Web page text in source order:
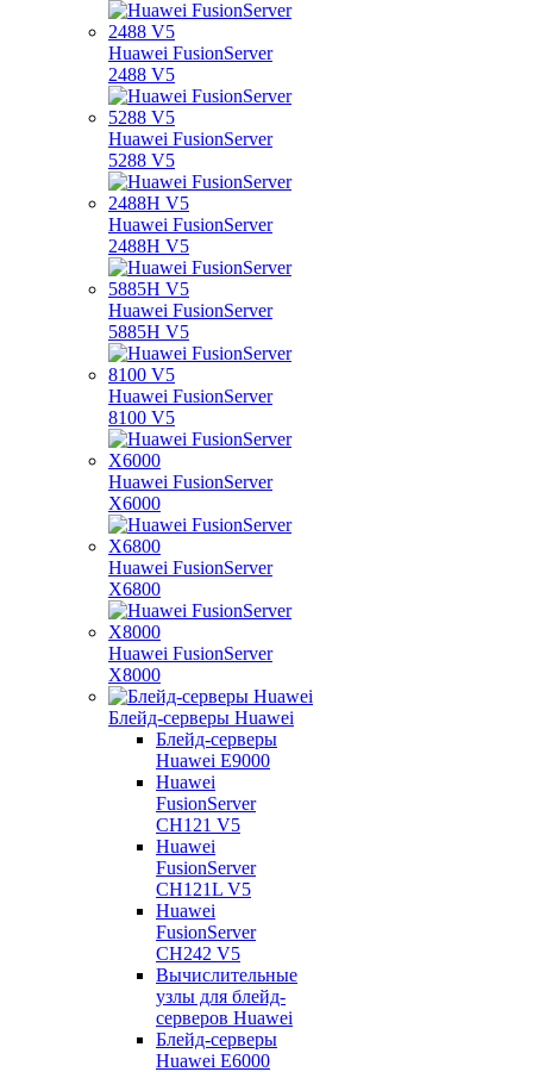
Huawei FusionServer
2488 V5
Huawei FusionServer
5288 V5
Huawei FusionServer
2488H V5
Huawei FusionServer
5885H V5
Huawei FusionServer
8100 V5
Huawei FusionServer
X6000
Huawei FusionServer
X6800
Huawei FusionServer
X8000
Блейд-серверы Huawei
Блейд-серверы
Huawei E9000
Huawei
FusionServer
CH121 V5
Huawei
FusionServer
CH121L V5
Huawei
FusionServer
CH242 V5
Вычислительные
узлы для блейд-
серверов Huawei
Блейд-серверы
Huawei E6000